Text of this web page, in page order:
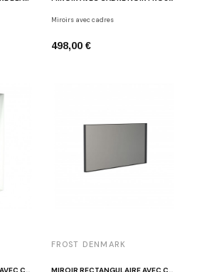
Miroirs avec cadres
498,00 €
FROST DENMARK